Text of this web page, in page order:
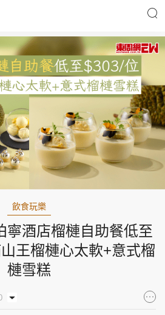
時事財經
優享生活
會員活動
東周專欄
飲食玩樂
寧酒店榴槤自助餐低至
王榴槤心太軟+意式榴
槤雪糕